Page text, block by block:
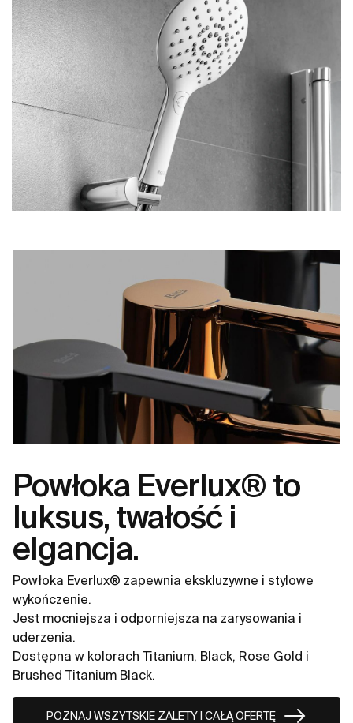
Powłoka Everlux® to
luksus, twałość i
elgancja.
Powłoka Everlux® zapewnia ekskluzywne i stylowe
wykończenie.
Jest mocniejsza i odporniejsza na zarysowania i
uderzenia.
Dostępna w kolorach Titanium, Black, Rose Gold i
Brushed Titanium Black.
POZNAJ WSZYTSKIE ZALETY I CAŁĄ OFERTĘ